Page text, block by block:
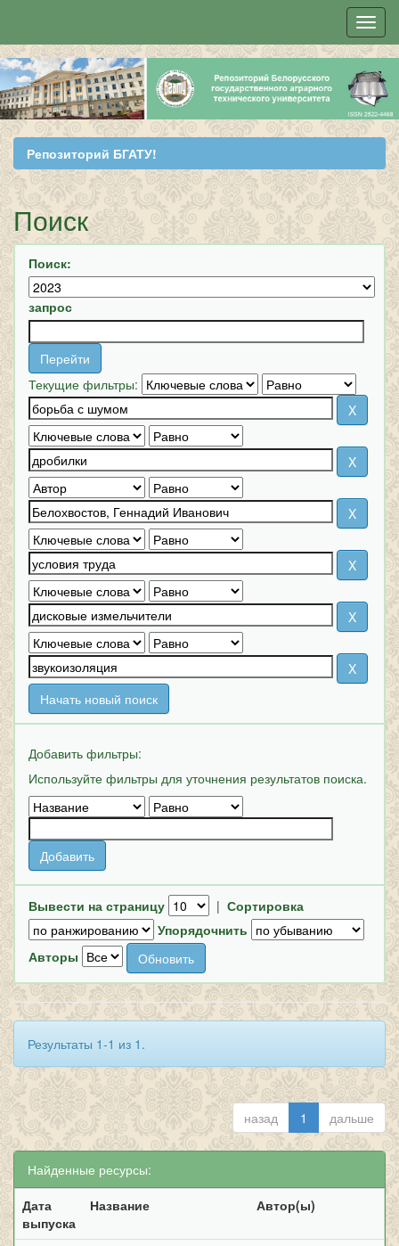
Skip
navigation
Репозиторий БГАТУ!
Поиск
Поиск:
запрос
Текущие фильтры:
Начать новый поиск
Добавить фильтры:
Используйте фильтры для уточнения результатов поиска.
Вывести на страницу | Сортировка
Упорядочнить
Авторы
Результаты 1-1 из 1.
назад 1 дальше
Найденные ресурсы:
Дата
выпуска
Название Автор(ы)